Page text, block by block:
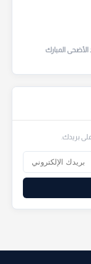
المبارك
بريدك.